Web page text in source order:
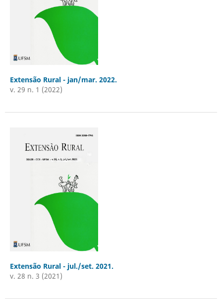
Extensão Rural - jan/mar. 2022.
v. 29 n. 1 (2022)
Extensão Rural - jul./set. 2021.
v. 28 n. 3 (2021)